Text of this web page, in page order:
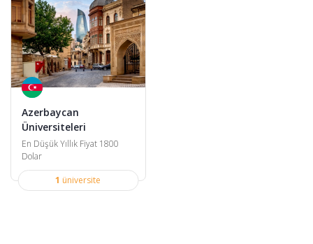
Azerbaycan
Üniversiteleri
En Düşük Yıllık Fiyat 1800
Dolar
1 üniversite